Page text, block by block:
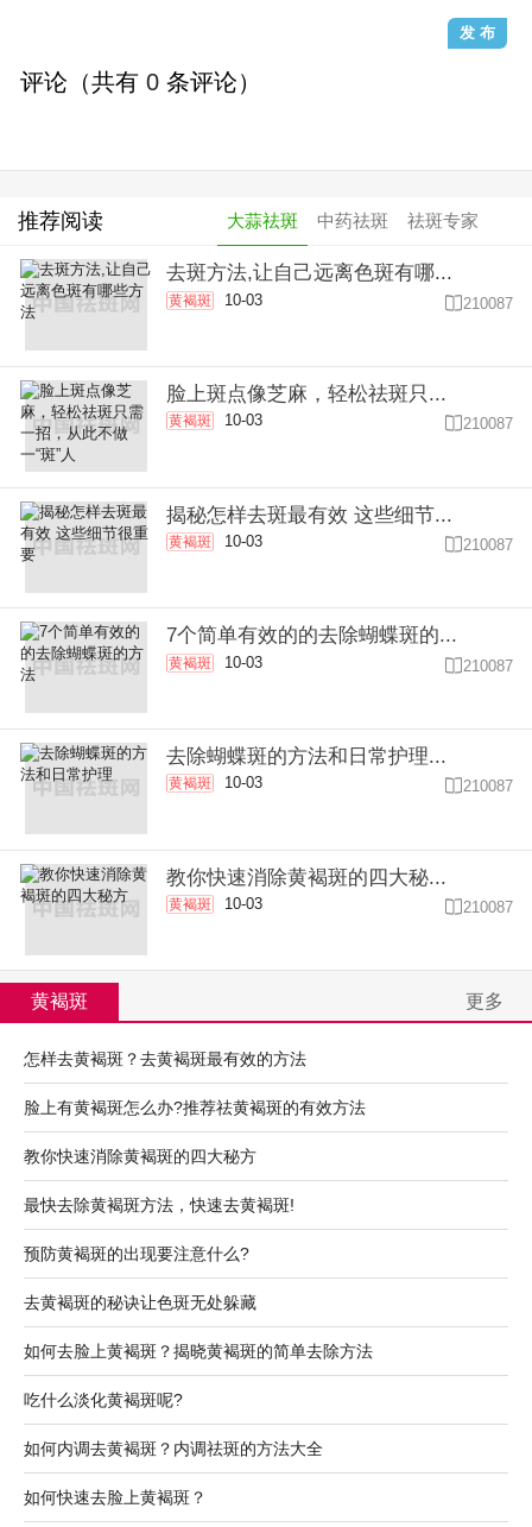
评论（共有 0 条评论）
推荐阅读 大蒜祛斑 中药祛斑 祛斑专家
去斑方法,让自己远离色斑有哪...
黄褐斑 10-03  210087
脸上斑点像芝麻，轻松祛斑只...
黄褐斑 10-03 210087
揭秘怎样去斑最有效 这些细节...
黄褐斑 10-03  210087
7个简单有效的的去除蝴蝶斑的...
黄褐斑 10-03 210087
去除蝴蝶斑的方法和日常护理...
黄褐斑 10-03 210087
教你快速消除黄褐斑的四大秘...
黄褐斑 10-03  210087
黄褐斑 更多
怎样去黄褐斑？去黄褐斑最有效的方法
脸上有黄褐斑怎么办?推荐祛黄褐斑的有效方法
教你快速消除黄褐斑的四大秘方
最快去除黄褐斑方法，快速去黄褐斑!
预防黄褐斑的出现要注意什么?
去黄褐斑的秘诀让色斑无处躲藏
如何去脸上黄褐斑？揭晓黄褐斑的简单去除方法
吃什么淡化黄褐斑呢?
如何内调去黄褐斑？内调祛斑的方法大全
如何快速去脸上黄褐斑？